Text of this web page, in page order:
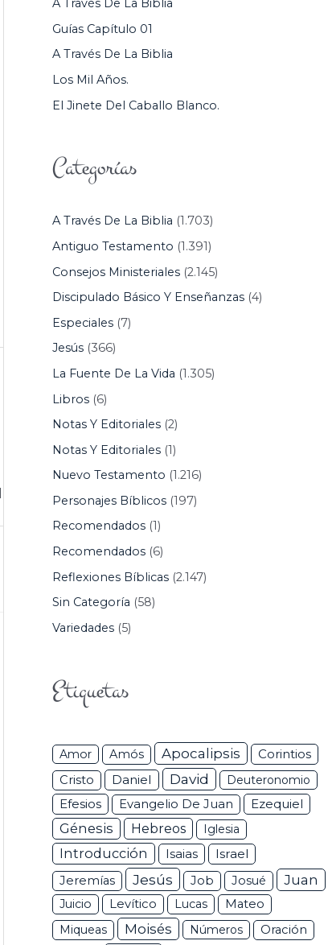
R
:
A Través De La Biblia
Guías Capítulo 01
A Través De La Biblia
Los Mil Años.
El Jinete Del Caballo Blanco.
Categorías
A Través De La Biblia (1.703)
Antiguo Testamento (1.391)
Consejos Ministeriales(2.145)
Discipulado Básico Y Enseñanzas(4)
Especiales(7)
Jesús(366)
La Fuente De La Vida (1.305)
Libros(6)
Notas Y Editoriales(2)
Notas Y Editoriales(1)
Nuevo Testamento (1.216)
Personajes Bíblicos(197)
Recomendados(1)
Recomendados(6)
Reflexiones Bíblicas(2.147)
Sin Categoría (58)
Variedades(5)
Etiquetas
Amor Amós Apocalipsis Corintios
Cristo Daniel David Deuteronomio
Efesios Evangelio De Juan Ezequiel
Génesis Hebreos Iglesia
Introducción Isaias Israel
Jeremías Jesús Job Josué Juan
Juicio Levítico Lucas
Mateo
Miqueas
Moisés Números
Oración